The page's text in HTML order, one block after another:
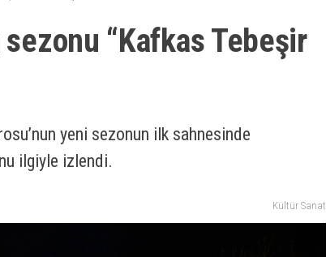
“Kafkas Tebeşir
yeni sezonun ilk sahnesinde
ilgiyle izlendi.
Kültür Sanat